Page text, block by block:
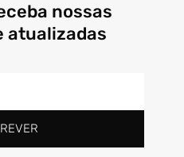
nossas
atualizadas